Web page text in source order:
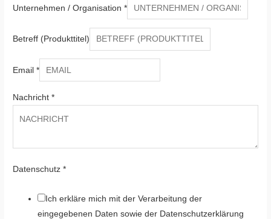
Unternehmen / Organisation*
Betreff (Produkttitel)
Email*
Nachricht*
Datenschutz*
Ich erkläre mich mit der Verarbeitung der
eingegebenen Daten sowie der Datenschutzerklärung